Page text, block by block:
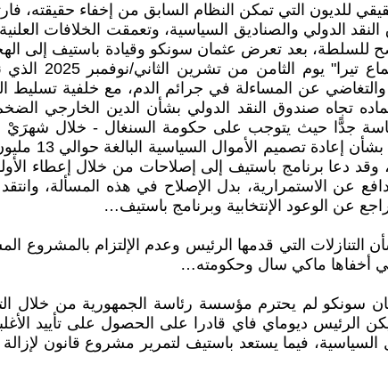
للديون التي تمكن النظام السابق من إخفاء حقيقته،
للسلطة، بعد تعرض عثمان سونكو وقيادة باستيف إلى
ووضوح: لو
والتغاضي عن المساءلة في جرائم الدم، مع خلفية
تجاه صندوق النقد الدولي بشأن الدين الخارجي
خدمات
وقد دعا برنامج باستيف إلى إصلاحات من خلال إعطاء
عن الاستمرارية، بدل الإصلاح في هذه المسألة،
عن الوعود الإنتخابية وبرنامج باستيف…
التي قدمها الرئيس وعدم الإلتزام بالمشروع
أخفاها ماكي سال وحكومته…
سونكو لم يحترم مؤسسة رئاسة الجمهورية من خلال
ديوماي فاي قادرا على الحصول على تأييد
فيما يستعد باستيف لتمرير مشروع قانون